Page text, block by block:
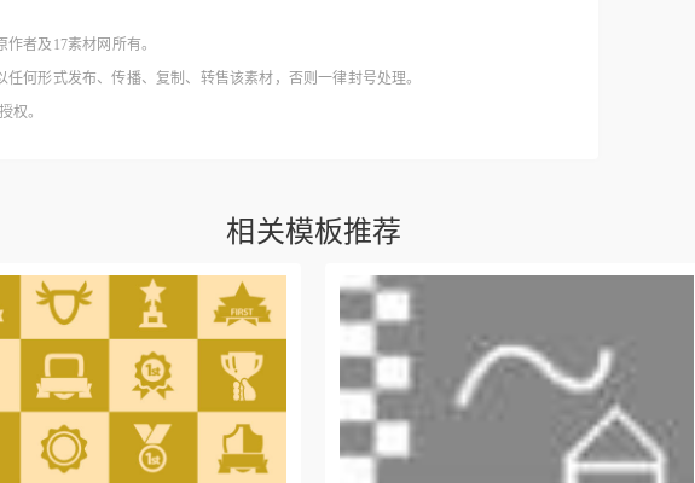
者及17素材网所有。
何形式发布、传播、复制、转售该素材，否则一律封号处理。
权。
相关模板推荐